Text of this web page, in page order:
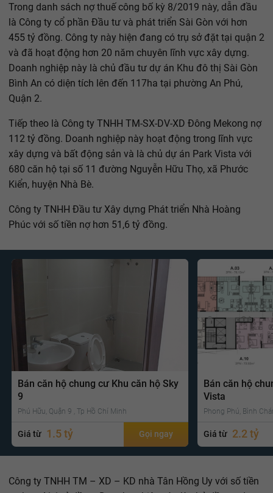
Trong danh sách nợ thuế công bố kỳ 8/2019 này, dẫn đầu
là Công ty cổ phần Đầu tư và phát triển Sài Gòn với hơn
455 tỷ đồng. Công ty này hiện đang có trụ sở đặt tại quận 2
và đã hoạt động hơn 20 năm chuyên lĩnh vực xây dựng.
Doanh nghiệp này là chủ đầu tư dự án Khu đô thị Sài Gòn
Bình An có diện tích lên đến 117ha tại phường An Phú,
Quận 2.
Tiếp theo là Công ty TNHH TM-SX-DV-XD Đông Mekong nợ
112 tỷ đồng. Doanh nghiệp này hoạt động trong lĩnh vực
xây dựng và bất động sản và là chủ dự án Park Vista với
680 căn hộ tại số 11 đường Nguyễn Hữu Thọ, xã Phước
Kiển, huyện Nhà Bè.
Công ty TNHH Đầu tư Xây dựng Phát triển Nhà Hoàng
Phúc với số tiền nợ hơn 51,6 tỷ đồng.
Bán căn hộ chung cư Khu căn hộ Sky
9
Phú Hữu, Quận 9 , Tp Hồ Chí Minh
Giá từ 1.5 tỷ Gọi ngay
Bán căn hộ
Vista
Phong Phú, Bình
Giá từ 2.2 tỷ
Công ty TNHH TM – XD – KD nhà Tân Hồng Uy với số tiền